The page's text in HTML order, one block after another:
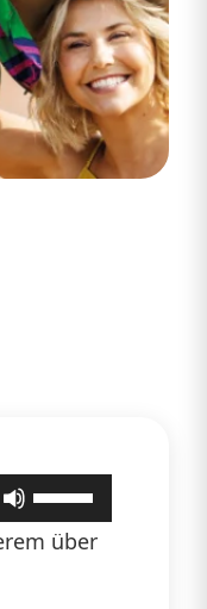
Pfeiltasten
Hoch/Runter
über